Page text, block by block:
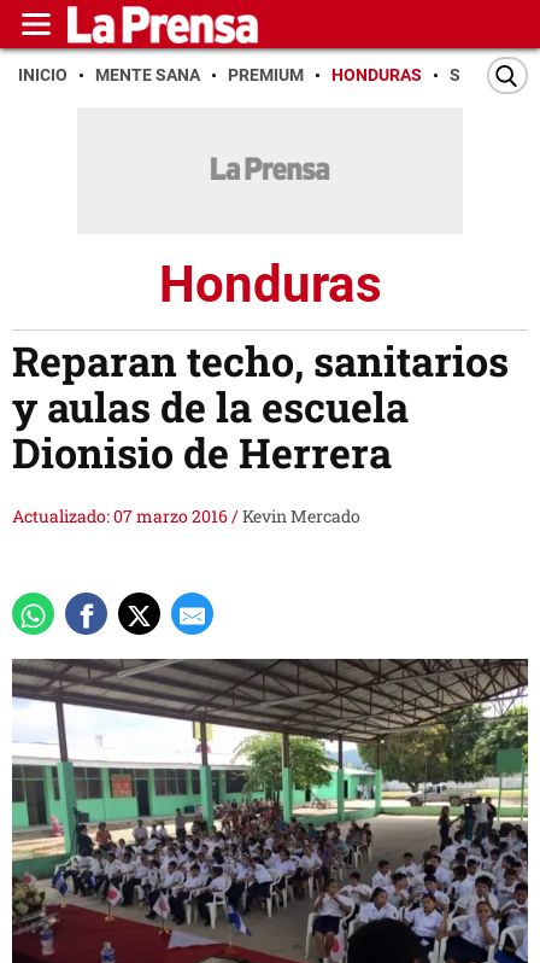
INICIO MENTE SANA PREMIUM HONDURAS SAN PEDRO
Honduras
Reparan techo, sanitarios
y aulas de la escuela
Dionisio de Herrera
Actualizado: 07 marzo 2016/Kevin Mercado